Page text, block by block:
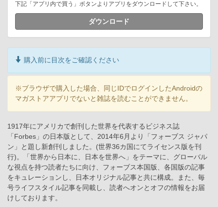
下記「アプリ内で買う」ボタンよりアプリをダウンロードして下さい。
ダウンロード
購入前に目次をご確認ください
※ブラウザで購入した場合、同じIDでログインしたAndroidの
マガストアアプリでないと雑誌を読むことができません。
1917年にアメリカで創刊した世界を代表するビジネス誌
「Forbes」の日本版として、2014年6月より「フォーブス ジャパ
ン」と題し新創刊しました。(世界36カ国にてライセンス版を刊
行)。「世界から日本に、日本を世界へ」をテーマに、グローバル
な視点を持つ読者たちに向け、フォーブス本国版、各国版の記事
をキュレーションし、日本オリジナル記事と共に構成。また、毎
号ライフスタイル記事を同載し、読者へオンとオフの情報をお届
けしております。